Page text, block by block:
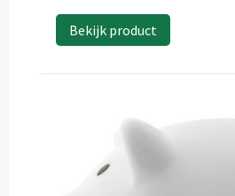
Bekijk product